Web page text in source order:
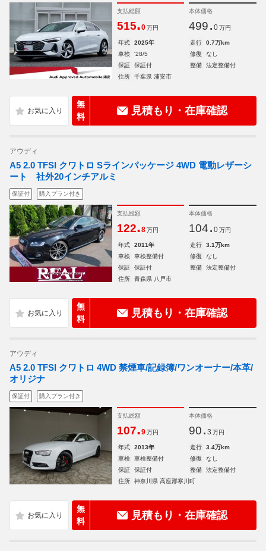
支払総額
515.0 万円
本体価格
499. 0 万円
年式 2025年 走行
0.7万km
車検
'28/5 修復
なし
保証
保証付 整備
法定整備付
住所
千葉県 浦安市
無
料
見積もり・在庫確認
アウディ
A5 2.0 TFSI クワトロ Sラインパッケージ 4WD 電動レザーシ
ート 社外20インチアルミ
保証付 購入プラン付き
支払総額
122.8 万円
本体価格
104. 0 万円
年式 2011年 走行
3.1万km
車検
車検整備付 修復
なし
保証
保証付 整備
法定整備付
住所
青森県 八戸市
無
料
見積もり・在庫確認
アウディ
A5 2.0 TFSI クワトロ 4WD 禁煙車/記録簿/ワンオーナー/本革/
オリジナ
保証付 購入プラン付き
支払総額
107.9 万円
本体価格
90. 3 万円
年式 2013年 走行
3.4万km
車検
車検整備付 修復
なし
保証
保証付 整備
法定整備付
住所
神奈川県 高座郡寒川町
無
料
見積もり・在庫確認